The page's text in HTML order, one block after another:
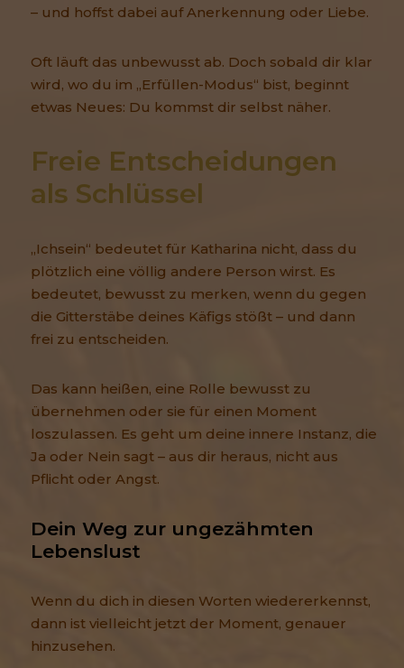
– und hoffst dabei auf Anerkennung oder Liebe.
Oft läuft das unbewusst ab. Doch sobald dir klar
wird, wo du im „Erfüllen-Modus“ bist, beginnt
etwas Neues: Du kommst dir selbst näher.
Freie Entscheidungen
als Schlüssel
„Ichsein“ bedeutet für Katharina nicht, dass du
plötzlich eine völlig andere Person wirst. Es
bedeutet, bewusst zu merken, wenn du gegen
die Gitterstäbe deines Käfigs stößt – und dann
frei zu entscheiden.
Das kann heißen, eine Rolle bewusst zu
übernehmen oder sie für einen Moment
loszulassen. Es geht um deine innere Instanz, die
Ja oder Nein sagt – aus dir heraus, nicht aus
Pflicht oder Angst.
Dein Weg zur ungezähmten
Lebenslust
Wenn du dich in diesen Worten wiedererkennst,
dann ist vielleicht jetzt der Moment, genauer
hinzusehen.